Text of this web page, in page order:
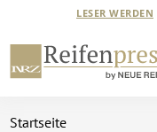
LESER WERDEN
Startseite